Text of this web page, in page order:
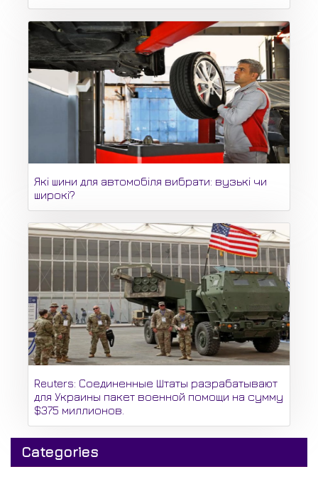
Які шини для автомобіля вибрати: вузькі чи
широкі?
Reuters: Соединенные Штаты разрабатывают
для Украины пакет военной помощи на сумму
$375 миллионов.
Categories